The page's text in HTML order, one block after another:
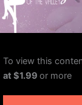
To view this
at $1.99 or more